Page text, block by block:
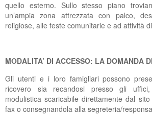
quello esterno. Sullo stesso piano
un’ampia zona attrezzata con palco,
religiose, alle feste comunitarie e ad attività
MODALITA’ DI ACCESSO: LA DOMANDA
Gli utenti e i loro famigliari possono
ricovero sia recandosi presso gli
modulistica scaricabile direttamente dal
fax o consegnandola alla segreteria/